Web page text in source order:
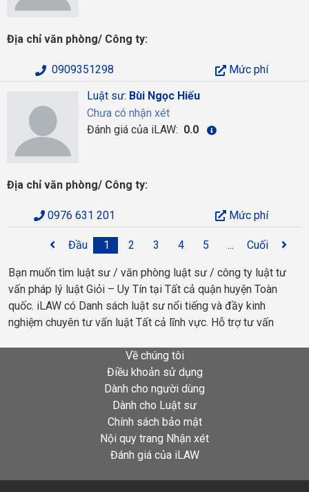
Địa chỉ văn phòng/ Công ty:
0909351298
Mức phí
Luật sư: Bùi Ngọc Hiếu
Chưa có nhận xét
Đánh giá của iLAW: 0.0
Địa chỉ văn phòng/ Công ty:
0976 631 201 Mức phí
Đầu 1 2 3 4 5 ... Cuối
Bạn muốn tìm luật sư / văn phòng luật sư / công ty luật tư
vấn pháp lý luật Giỏi – Uy Tín tại Tất cả quận huyện Toàn
quốc. iLAW có Danh sách luật sư nổi tiếng và đầy kinh
nghiệm chuyên tư vấn luật Tất cả lĩnh vực. Hỗ trợ tư vấn
Về chúng tôi
Điều khoản sử dụng
Dành cho người dùng
Dành cho Luật sư
Chính sách bảo mật
Nội quy trang Nhận xét
Đánh giá của iLAW